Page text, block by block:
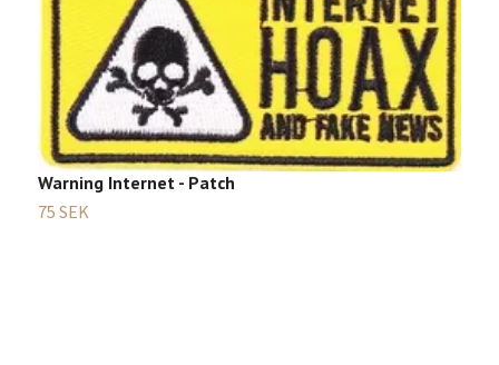
Warning Internet - Patch
75 SEK